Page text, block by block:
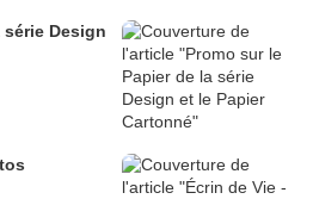
série Design